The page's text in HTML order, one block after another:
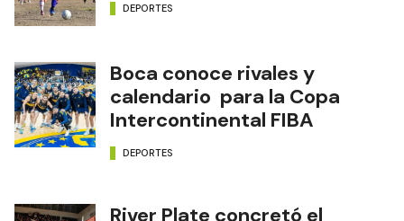
DEPORTES
Boca conoce rivales y
calendario para la Copa
Intercontinental FIBA
DEPORTES
River Plate concretó el